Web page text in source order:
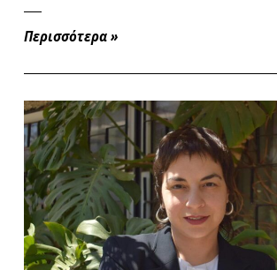
Περισσότερα »